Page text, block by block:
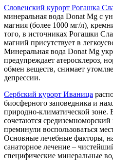
Словенский курорт Рогашка
минеральная вода Donat Mg с
магния (более 1000 мг/л),
того, в источниках Рогашки
магний присутствует в
Минеральная вода Donat Mg
предупреждает атеросклероз,
обмен веществ, снимает
депрессии.
Сербский курорт Иваница
биосферного заповедника и
природно-климатической зоне.
сочетаются
преминули воспользоваться
Основные лечебные факторы,
санаторное лечение –
специфические минеральные